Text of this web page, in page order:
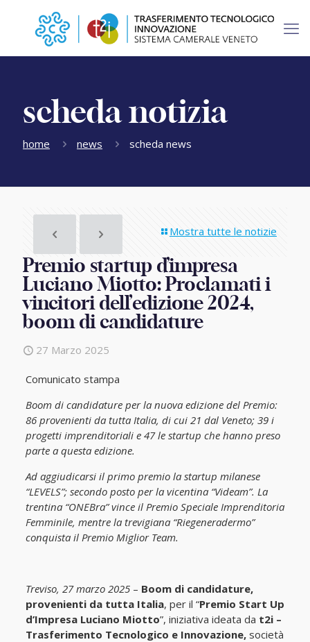
scheda notizia
home news scheda news
Mostra tutte le notizie
Premio startup d’impresa
Luciano Miotto: Proclamati i
vincitori dell’edizione 2024,
boom di candidature
27 Marzo 2025
Comunicato stampa
Boom di candidature per la nuova edizione del Premio:
86 provenienti da tutta Italia, di cui 21 dal Veneto; 39 i
progetti imprenditoriali e 47 le startup che hanno preso
parte a questa edizione.
Ad aggiudicarsi il primo premio la startup milanese
“LEVELS”; secondo posto per la vicentina “Videam”. La
trentina “ONEBra” vince il Premio Speciale Imprenditoria
Femminile, mentre la trevigiana “Riegeneradermo”
conquista il Premio Miglior Team.
Treviso, 27 marzo 2025– Boom di candidature,
provenienti da tutta Italia, per il “Premio Start Up
d’Impresa Luciano Miotto”, iniziativa ideata da t2i –
Trasferimento Tecnologico e Innovazione, società